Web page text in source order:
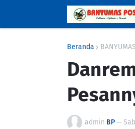
Beranda BANYUMAS
admin BP—